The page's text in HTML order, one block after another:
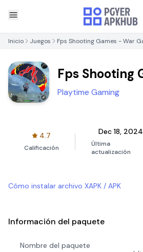
Inicio Juegos Fps Shooting Games - War
Fps Shooting
Games
Playtime Gaming
4.7
Calificación
Dec 18, 2024
Última
actualización
Cómo instalar archivo XAPK / APK
Información del paquete
Nombre del paquete